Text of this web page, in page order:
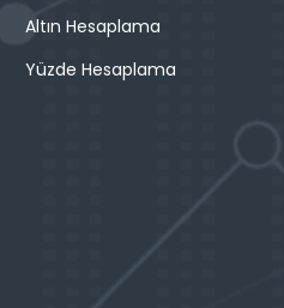
Altın Hesaplama
Yüzde Hesaplama